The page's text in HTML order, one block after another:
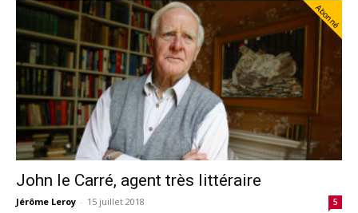
Abonné
John le Carré, agent très littéraire
Jérôme Leroy - 15 juillet 2018 5